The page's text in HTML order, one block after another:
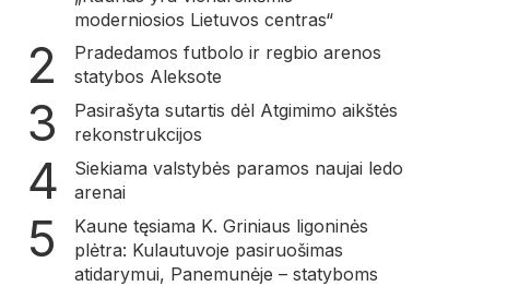
moderniosios Lietuvos centras“
Pradedamos futbolo ir regbio arenos
statybos Aleksote
Pasirašyta sutartis dėl Atgimimo aikštės
rekonstrukcijos
Siekiama valstybės paramos naujai ledo
arenai
Kaune tęsiama K. Griniaus ligoninės
plėtra: Kulautuvoje pasiruošimas
atidarymui, Panemunėje – statyboms